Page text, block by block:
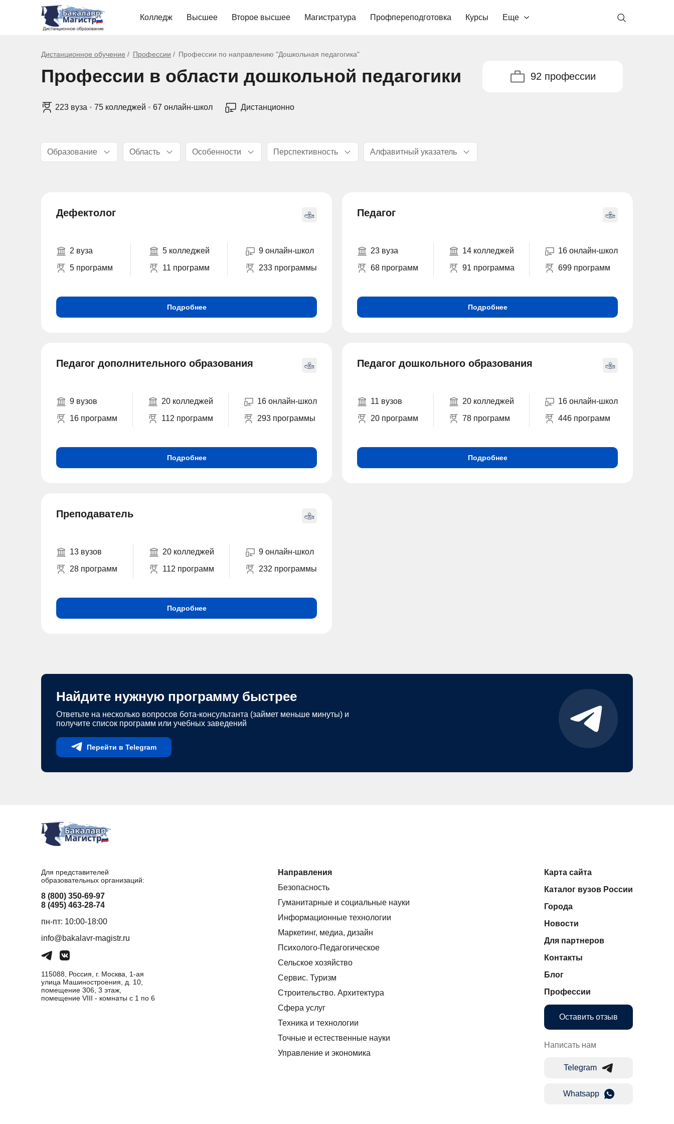
Колледж Высшее Второе высшее Магистратура Профпереподготовка Курсы Еще
Дистанционное обучение Профессии Профессии по направлению "Дошкольная педагогика"
Профессии в области дошкольной педагогики 92 профессии
223 вуза • 75 колледжей • 67 онлайн-школ Дистанционно
Образование Область Особенности Перспективность Алфавитный указатель
Дефектолог
2 вуза
5 программ
5 колледжей
11 программ
9 онлайн-школ
233 программы
Подробнее
Педагог
23 вуза
68 программ
14 колледжей
91 программа
16 онлайн-школ
699 программ
Подробнее
Педагог дополнительного образования
9 вузов
16 программ
20 колледжей
112 программ
16 онлайн-школ
293 программы
Подробнее
Педагог дошкольного образования
11 вузов
20 программ
20 колледжей
78 программ
16 онлайн-школ
446 программ
Подробнее
Преподаватель
13 вузов
28 программ
20 колледжей
112 программ
9 онлайн-школ
232 программы
Подробнее
Найдите нужную программу быстрее
Ответьте на несколько вопросов бота-консультанта (займет меньше минуты) и
получите список программ или учебных заведений
Перейти в Telegram
Для представителей
образовательных организаций:
8 (800) 350-69-97
8 (495) 463-28-74
пн-пт: 10:00-18:00
info@bakalavr-magistr.ru
115088, Россия, г. Москва, 1-ая
улица Машиностроения, д. 10,
помещение 306, 3 этаж,
помещение VIII - комнаты с 1 по 6
Направления
Безопасность
Гуманитарные и социальные науки
Информационные технологии
Маркетинг, медиа, дизайн
Психолого-Педагогическое
Сельское хозяйство
Сервис. Туризм
Строительство. Архитектура
Сфера услуг
Техника и технологии
Точные и естественные науки
Управление и экономика
Карта сайта
Каталог вузов России
Города
Новости
Для партнеров
Контакты
Блог
Профессии
Оставить отзыв
Написать нам
Telegram
Whatsapp